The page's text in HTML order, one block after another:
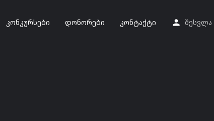
კონკურსები დონორები კონტაქტი შესვლა